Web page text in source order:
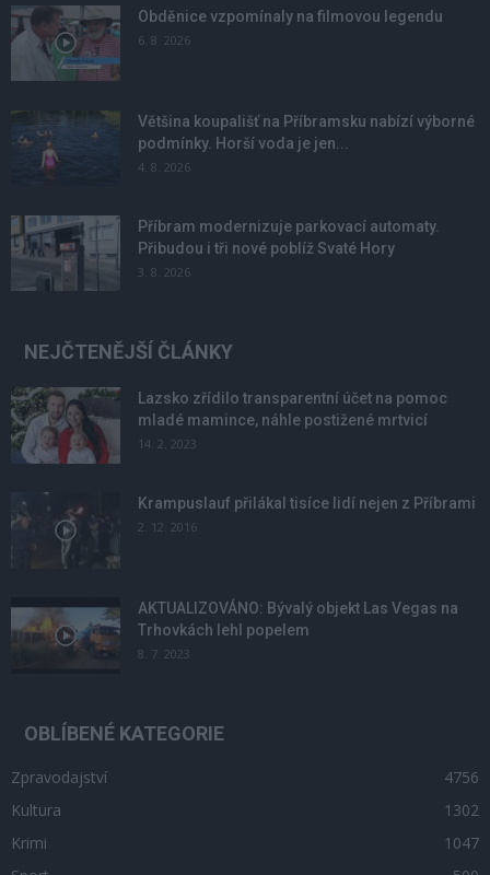
Obděnice vzpomínaly na filmovou legendu
6. 8. 2026
Většina koupališť na Příbramsku nabízí výborné
podmínky. Horší voda je jen...
4. 8. 2026
Příbram modernizuje parkovací automaty.
Přibudou i tři nové poblíž Svaté Hory
3. 8. 2026
NEJČTENĚJŠÍ ČLÁNKY
Lazsko zřídilo transparentní účet na pomoc
mladé mamince, náhle postižené mrtvicí
14. 2. 2023
Krampuslauf přilákal tisíce lidí nejen z Příbrami
2. 12. 2016
AKTUALIZOVÁNO: Bývalý objekt Las Vegas na
Trhovkách lehl popelem
8. 7. 2023
OBLÍBENÉ KATEGORIE
Zpravodajství
4756
Kultura
1302
Krimi
1047